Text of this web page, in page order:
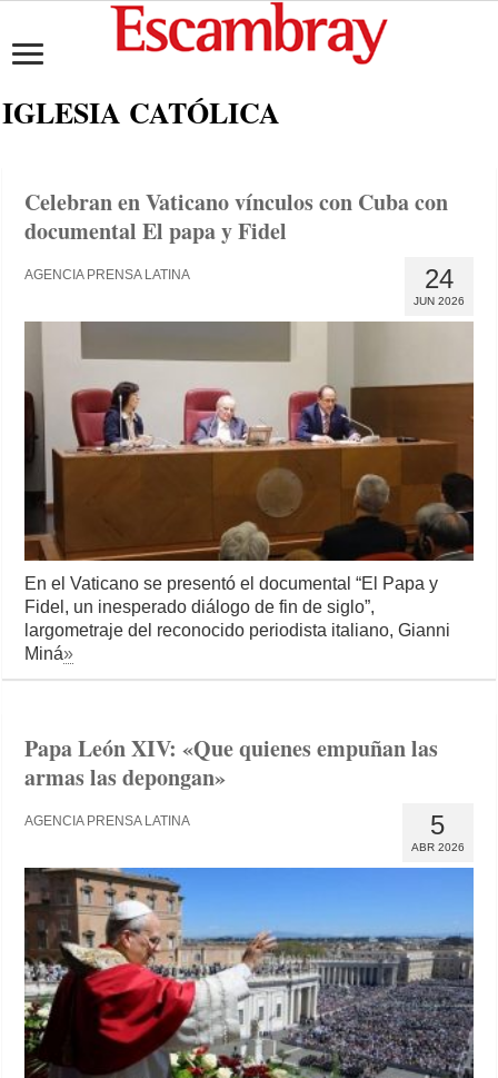
IGLESIA CATÓLICA
Celebran en Vaticano vínculos con Cuba con
documental El papa y Fidel
24
JUN 2026
AGENCIA PRENSA LATINA
En el Vaticano se presentó el documental “El Papa y
Fidel, un inesperado diálogo de fin de siglo”,
largometraje del reconocido periodista italiano, Gianni
Miná»
Papa León XIV: «Que quienes empuñan las
armas las depongan»
5
ABR 2026
AGENCIA PRENSA LATINA